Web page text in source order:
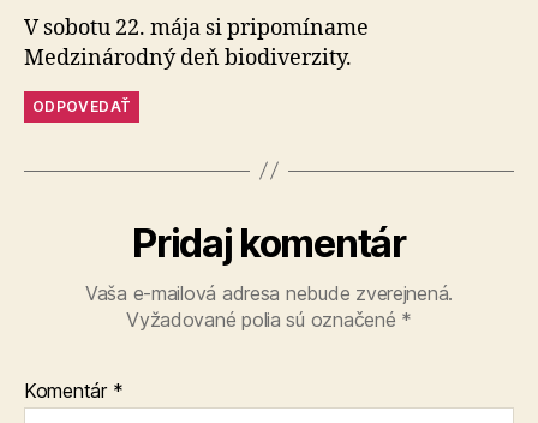
V sobotu 22. mája si pripomíname
Medzinárodný deň biodiverzity.
ODPOVEDAŤ
Pridaj komentár
Vaša e-mailová adresa nebude zverejnená.
Vyžadované polia sú označené *
Komentár *